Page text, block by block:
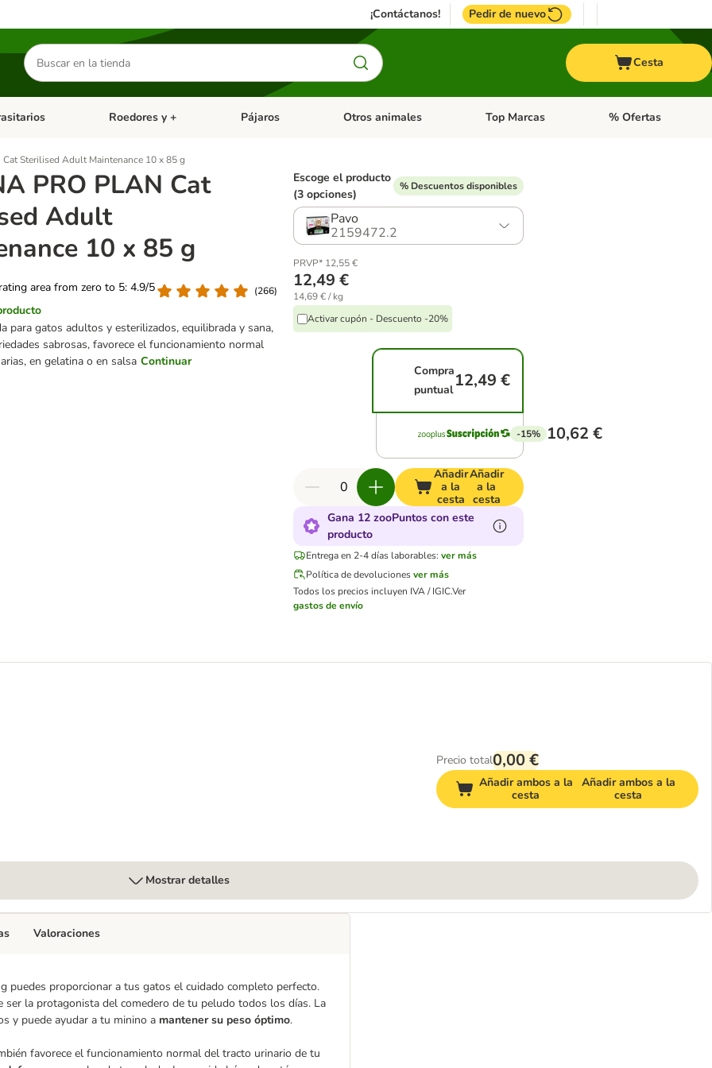
¡Contáctanos! Pedir de nuevo
Buscar
productos
Cesta
abierto: Dieta Vet.Menú de categoria abierto: Antiparasitarios
Roedores y + Menú de categoria abierto: Roedores y +
Pájaros Menú de categoria abierto: Pájaros
Otros animales Menú de categoria abierto: Otros animales
Top Marcas Menú de categoria
% Ofertas
Sterilised Adult Maintenance 10 x 85 g
PRO PLAN Cat
Adult
10 x 85 g
area from zero to 5: 4.9/5 (266)
para gatos adultos y esterilizados, equilibrada y sana,
sabrosas, favorece el funcionamiento normal
en gelatina o en salsa Continuar
Escoge el producto
(3 opciones)
% Descuentos disponibles
Pavo
2159472.2
PRVP* 12,55 €
12,49 €
14,69 € / kg
Activar cupón - Descuento -20%
Compra
puntual 12,49 €
-15% 10,62 €
Añadir
a la
cesta
Añadir
a la
cesta
Gana 12 zooPuntos con este
producto
Entrega en 2-4 días laborables: ver más
Política de devoluciones ver más
Todos los precios incluyen IVA / IGIC.Ver
gastos de envío
Precio total0,00 €
Añadir ambos a la
cesta
Añadir ambos a la
cesta
Mostrar detalles
puedes proporcionar a tus gatos el cuidado completo perfecto.
ser la protagonista del comedero de tu peludo todos los días. La
y puede ayudar a tu minino a mantener su peso óptimo.
favorece el funcionamiento normal del tracto urinario de tu
Valoraciones